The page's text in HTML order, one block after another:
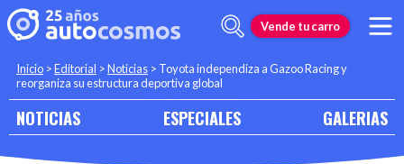
Vende tu carro
Inicio >Editorial >Noticias > Toyota independiza a Gazoo Racing y
reorganiza su estructura deportiva global
NOTICIAS ESPECIALES GALERIAS